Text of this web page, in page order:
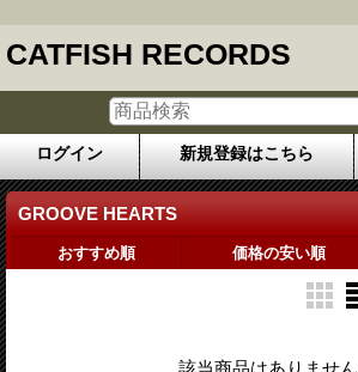
CATFISH RECORDS
ログイン 新規登録はこちら
GROOVE HEARTS
おすすめ順 価格の安い順
該当商品はありません